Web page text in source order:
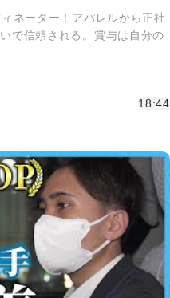
ネーター！アパレルから正社
で信頼される。賞与は自分の
18:44